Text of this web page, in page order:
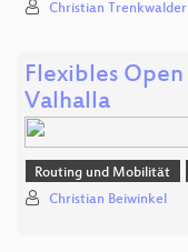
Christian Trenkwalder
Flexibles
Valhalla
Routing und Mobilität
Christian Beiwinkel